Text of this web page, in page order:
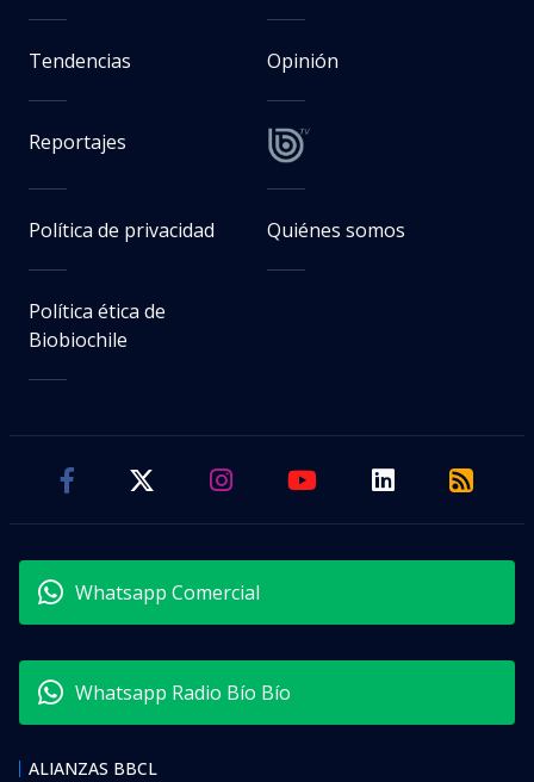
Tendencias Opinión
Reportajes
Política de privacidad Quiénes somos
Política ética de
Biobiochile
Whatsapp Comercial
Whatsapp Radio Bío Bío
ALIANZAS BBCL